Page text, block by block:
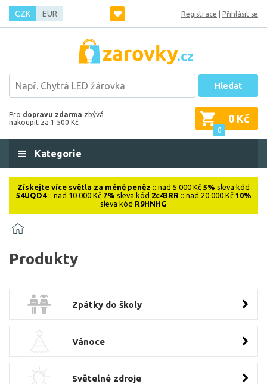
CZK EUR Registrace Přihlásit se
Hledat
Pro dopravu zdarma zbývá
nakoupit za 1 500 Kč
0
0 Kč
Kategorie
Získejte více světla za méně peněz :: nad 5 000 Kč 5% sleva kód
54UQD4:: nad 10 000 Kč 7% sleva kód 2c43RR :: nad 20 000 Kč 10%
sleva kód R9HNHG
Produkty
Zpátky do školy
Vánoce
Světelné zdroje